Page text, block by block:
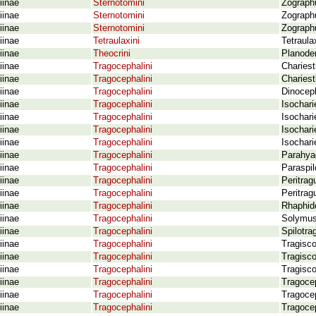
Sternotomini
Sternotomini
Sternotomini
Tetraulaxini
Theocrini
Tragocephalini
Tragocephalini
Tragocephalini
Tragocephalini
Tragocephalini
Tragocephalini
Tragocephalini
Tragocephalini
Tragocephalini
Tragocephalini
Tragocephalini
Tragocephalini
Tragocephalini
Tragocephalini
Tragocephalini
Tragocephalini
Tragocephalini
Tragocephalini
Tragocephalini
Tragocephalini